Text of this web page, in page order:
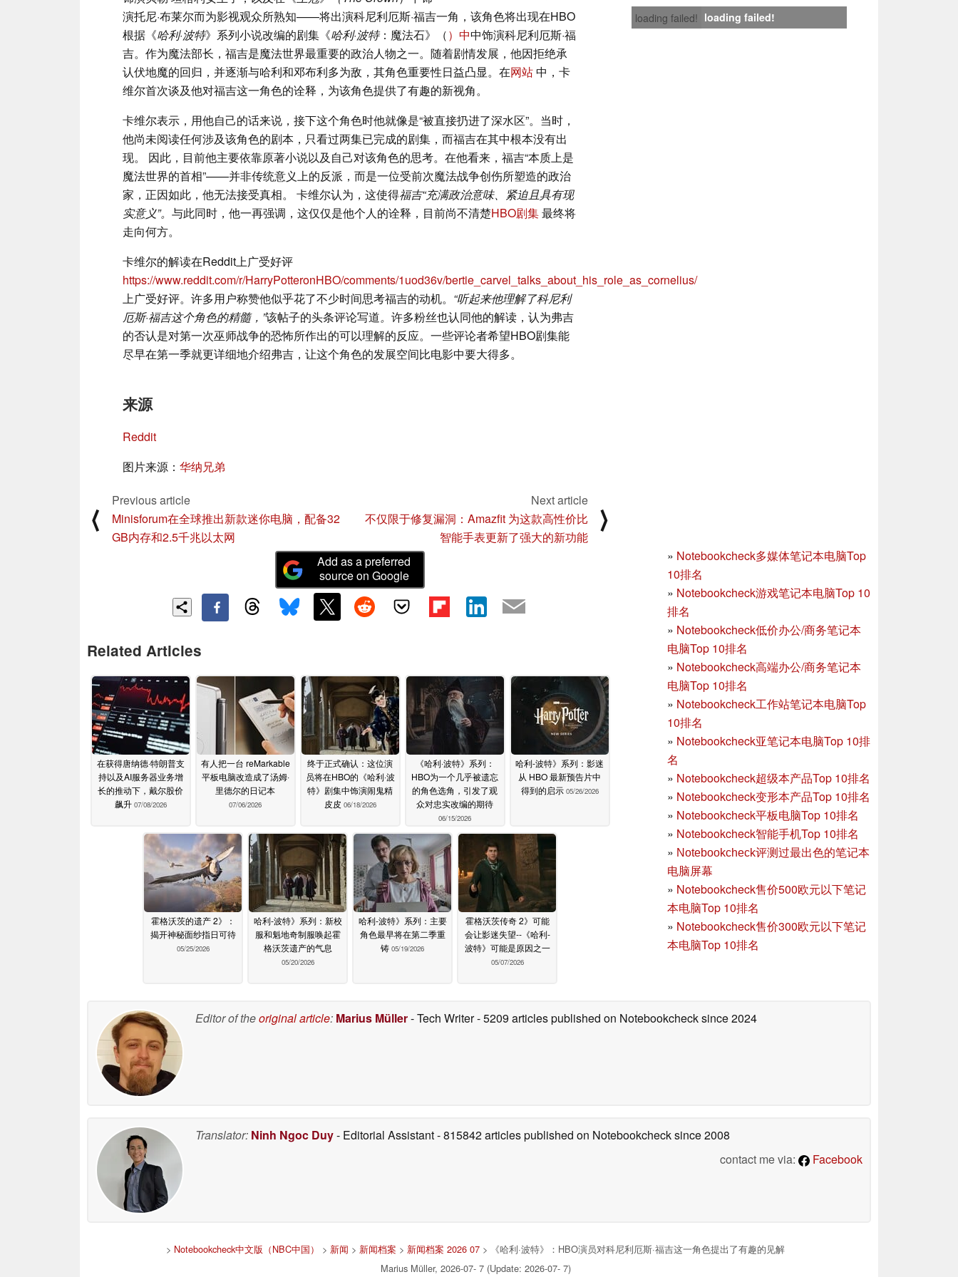
loading failed! loading failed!
演托尼·布莱尔而为影视观众所熟知——将出演科尼利厄斯·福吉一角，该角色将出现在HBO
根据《哈利·波特》系列小说改编的剧集《哈利·波特：魔法石》（）中中饰演科尼利厄斯·福
吉。作为魔法部长，福吉是魔法世界最重要的政治人物之一。随着剧情发展，他因拒绝承
认伏地魔的回归，并逐渐与哈利和邓布利多为敌，其角色重要性日益凸显。在网站中，卡
维尔首次谈及他对福吉这一角色的诠释，为该角色提供了有趣的新视角。
卡维尔表示，用他自己的话来说，接下这个角色时他就像是“被直接扔进了深水区”。当时，
他尚未阅读任何涉及该角色的剧本，只看过两集已完成的剧集，而福吉在其中根本没有出
现。 因此，目前他主要依靠原著小说以及自己对该角色的思考。在他看来，福吉“本质上是
魔法世界的首相”——并非传统意义上的反派，而是一位受前次魔法战争创伤所塑造的政治
家，正因如此，他无法接受真相。 卡维尔认为，这使得福吉“充满政治意味、紧迫且具有现
实意义”。 与此同时，他一再强调，这仅仅是他个人的诠释，目前尚不清楚HBO剧集最终将
走向何方。
卡维尔的解读在Reddit上广受好评
https://www.reddit.com/r/HarryPotteronHBO/comments/1uod36v/bertie_carvel_talks_about_his_role_as_cornelius/
上广受好评。许多用户称赞他似乎花了不少时间思考福吉的动机。 “听起来他理解了科尼利
厄斯·福吉这个角色的精髓，”该帖子的头条评论写道。 许多粉丝也认同他的解读，认为弗吉
的否认是对第一次巫师战争的恐怖所作出的可以理解的反应。一些评论者希望HBO剧集能
尽早在第一季就更详细地介绍弗吉，让这个角色的发展空间比电影中要大得多。
来源
Reddit
图片来源： 华纳兄弟
⟨
Previous article
Minisforum在全球推出新款迷你电脑，配备32
GB内存和2.5千兆以太网
Next article
不仅限于修复漏洞：Amazfit 为这款高性价比
智能手表更新了强大的新功能
⟩
» Notebookcheck多媒体笔记本电脑Top
10排名
» Notebookcheck游戏笔记本电脑Top 10
排名
» Notebookcheck低价办公/商务笔记本
电脑Top 10排名
» Notebookcheck高端办公/商务笔记本
电脑Top 10排名
» Notebookcheck工作站笔记本电脑Top
10排名
» Notebookcheck亚笔记本电脑Top 10排
名
» Notebookcheck超级本产品Top 10排名
» Notebookcheck变形本产品Top 10排名
» Notebookcheck平板电脑Top 10排名
» Notebookcheck智能手机Top 10排名
» Notebookcheck评测过最出色的笔记本
电脑屏幕
» Notebookcheck售价500欧元以下笔记
本电脑Top 10排名
» Notebookcheck售价300欧元以下笔记
本电脑Top 10排名
Add as a preferred
source on Google
Related Articles
在获得唐纳德·特朗普支
持以及AI服务器业务增
长的推动下，戴尔股价
飙升 07/08/2026
有人把一台 reMarkable
平板电脑改造成了汤姆·
里德尔的日记本
07/06/2026
终于正式确认：这位演
员将在HBO的《哈利·波
特》剧集中饰演闹鬼精
皮皮 06/18/2026
《哈利·波特》系列：
HBO为一个几乎被遗忘
的角色选角，引发了观
众对忠实改编的期待
06/15/2026
哈利-波特》系列：影迷
从 HBO 最新预告片中
得到的启示 05/26/2026
霍格沃茨的遗产 2》：
揭开神秘面纱指日可待
05/25/2026
哈利-波特》系列：新校
服和魁地奇制服唤起霍
格沃茨遗产的气息
05/20/2026
哈利-波特》系列：主要
角色最早将在第二季重
铸 05/19/2026
霍格沃茨传奇 2》可能
会让影迷失望--《哈利-
波特》可能是原因之一
05/07/2026
Editor of theoriginal article: Marius Müller- Tech Writer- 5209 articles published on Notebookchecksince 2024
Translator: Ninh Ngoc Duy- Editorial Assistant- 815842 articles published on Notebookchecksince 2008
contact me via:
Facebook
> Notebookcheck中文版（NBC中国） > 新闻 > 新闻档案 > 新闻档案 2026 07 > 《哈利·波特》：HBO演员对科尼利厄斯·福吉这一角色提出了有趣的见解
Marius Müller, 2026-07- 7 (Update: 2026-07- 7)